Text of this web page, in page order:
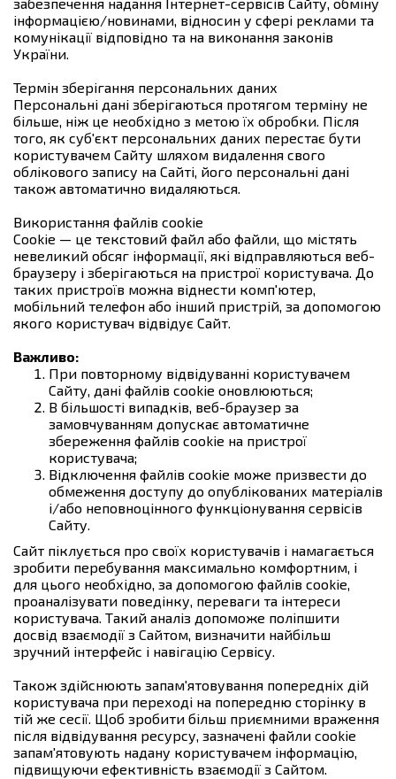
інформацією/новинами, відносин у сфері реклами та
комунікації відповідно та на виконання законів
України.
Термін зберігання персональних даних
Персональні дані зберігаються протягом терміну не
більше, ніж це необхідно з метою їх обробки. Після
того, як суб'єкт персональних даних перестає бути
користувачем Сайту шляхом видалення свого
облікового запису на Сайті, його персональні дані
також автоматично видаляються.
Використання файлів cookie
Cookie — це текстовий файл або файли, що містять
невеликий обсяг інформації, які відправляються веб-
браузеру і зберігаються на пристрої користувача. До
таких пристроїв можна віднести комп'ютер,
мобільний телефон або інший пристрій, за допомогою
якого користувач відвідує Сайт.
Важливо:
При повторному відвідуванні користувачем
Сайту, дані файлів cookie оновлюються;
В більшості випадків, веб-браузер за
замовчуванням допускає автоматичне
збереження файлів cookie на пристрої
користувача;
Відключення файлів cookie може призвести до
обмеження доступу до опублікованих матеріалів
і/або неповноцінного функціонування сервісів
Сайту.
Сайт піклується про своїх користувачів і намагається
зробити перебування максимально комфортним, і
для цього необхідно, за допомогою файлів cookie,
проаналізувати поведінку, переваги та інтереси
користувача. Такий аналіз допоможе поліпшити
досвід взаємодії з Сайтом, визначити найбільш
зручний інтерфейс і навігацію Сервісу.
Також здійснюють запам'ятовування попередніх дій
користувача при переході на попередню сторінку в
тій же сесії. Щоб зробити більш приємними враження
після відвідування ресурсу, зазначені файли cookie
запам'ятовують надану користувачем інформацію,
підвищуючи ефективність взаємодії з Сайтом.